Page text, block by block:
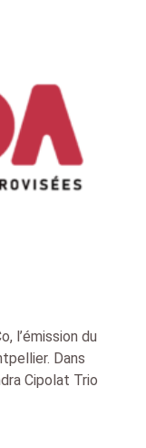
l’émission du
Dans
Cipolat Trio